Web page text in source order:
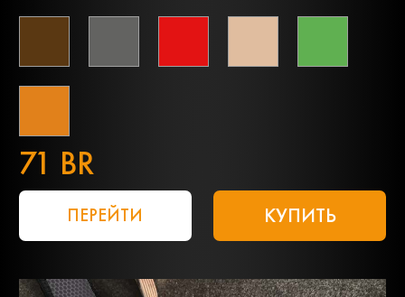
71 BR
ПЕРЕЙТИ КУПИТЬ